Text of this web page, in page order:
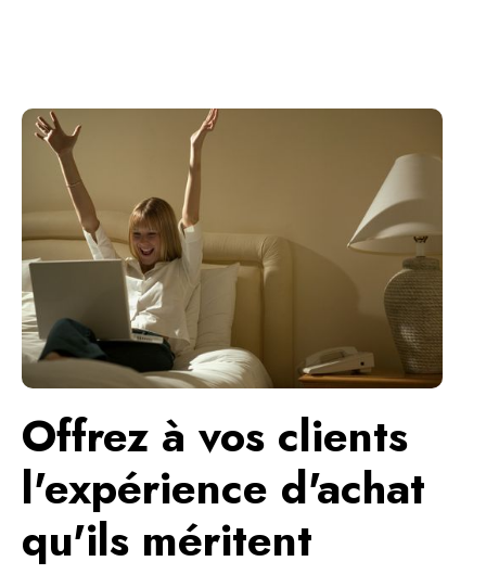
Offrez à vos clients
l'expérience d'achat
qu'ils méritent